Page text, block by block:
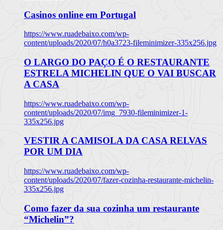
Casinos online em Portugal
https://www.ruadebaixo.com/wp-
content/uploads/2020/07/h0a3723-fileminimizer-335x256.jpg
O LARGO DO PAÇO É O RESTAURANTE
ESTRELA MICHELIN QUE O VAI BUSCAR
A CASA
https://www.ruadebaixo.com/wp-
content/uploads/2020/07/img_7930-fileminimizer-1-
335x256.jpg
VESTIR A CAMISOLA DA CASA RELVAS
POR UM DIA
https://www.ruadebaixo.com/wp-
content/uploads/2020/07/fazer-cozinha-restaurante-michelin-
335x256.jpg
Como fazer da sua cozinha um restaurante
“Michelin”?